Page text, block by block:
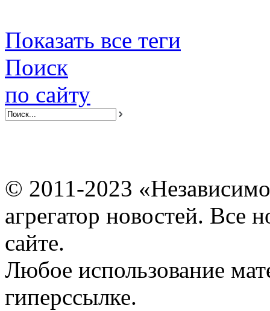
Показать все теги
Поиск
по сайту
© 2011-2023
агрегатор новостей. Все
сайте.
Любое использование
гиперссылке.